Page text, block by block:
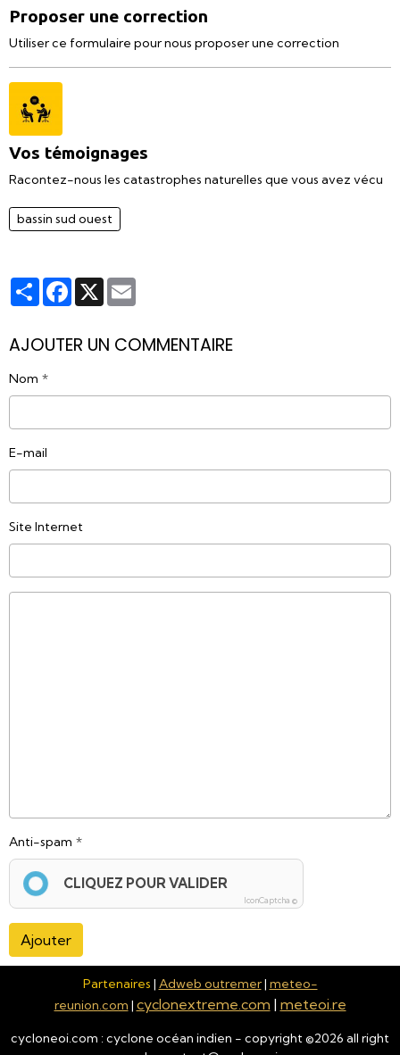
Proposer une correction
Utiliser ce formulaire pour nous proposer une correction
Vos témoignages
Racontez-nous les catastrophes naturelles que vous avez vécu
bassin sud ouest
PartagerFacebook
X
AJOUTER UN COMMENTAIRE
Nom
E-mail
Site Internet
Anti-spam
CLIQUEZ POUR VALIDER
IconCaptcha ©
Ajouter
Partenaires | Adweb outremer| meteo-
reunion.com | cyclonextreme.com | meteoi.re
cycloneoi.com : cyclone océan indien - copyright ©2026 all right